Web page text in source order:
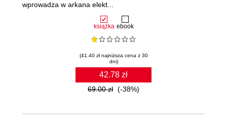
książka ebook
(41.40 zł najniższa cena z 30
dni)
42.78 zł
69.00 zł (-38%)
wprowadza w arkana elekt...